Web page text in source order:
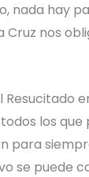
nada hay
nos
los
para
se puede